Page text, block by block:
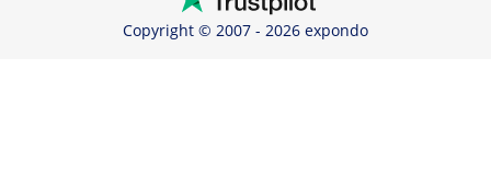
Copyright © 2007 - 2026 expondo